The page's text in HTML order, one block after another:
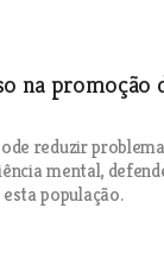
na promoção
reduzir
mental,
população.